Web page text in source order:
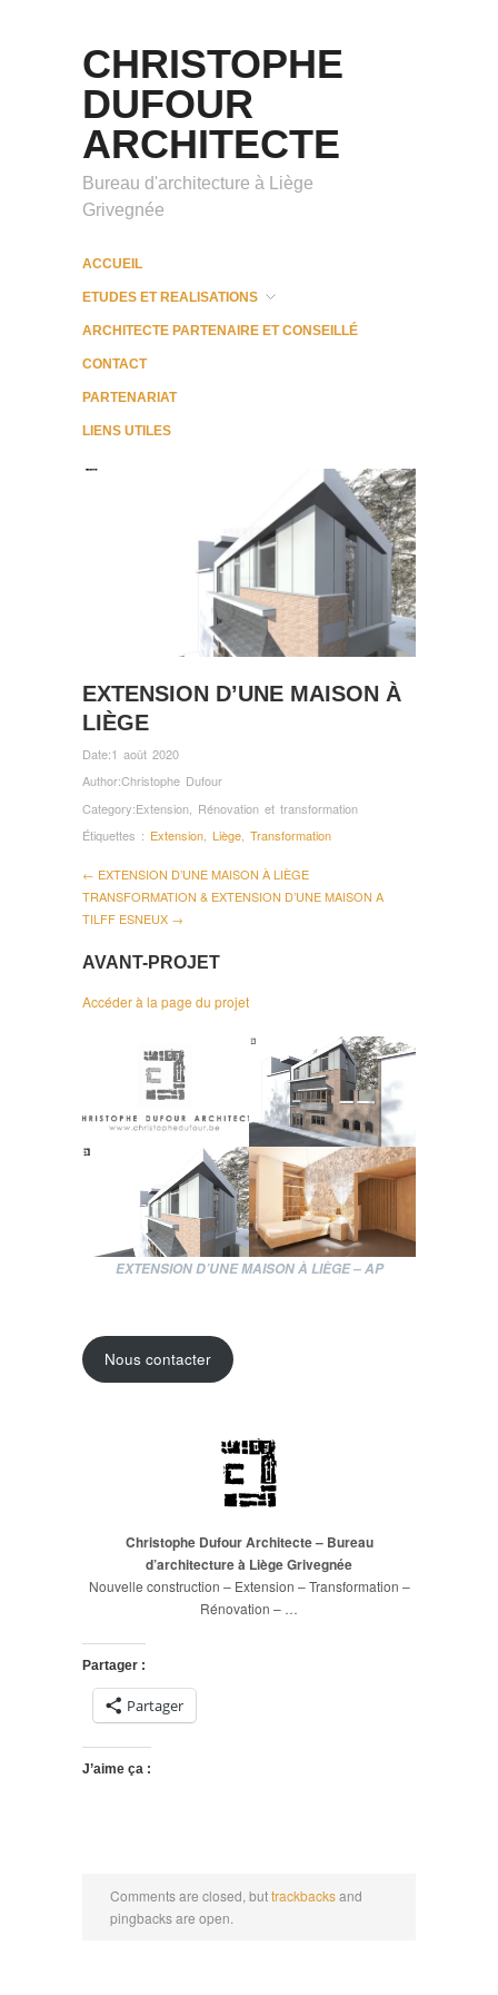
CHRISTOPHE
DUFOUR
ARCHITECTE
Bureau d'architecture à Liège
Grivegnée
ACCUEIL
ETUDES ET REALISATIONS
ARCHITECTE PARTENAIRE ET CONSEILLÉ
CONTACT
PARTENARIAT
LIENS UTILES
EXTENSION D’UNE MAISON À
LIÈGE
Date:1 août 2020
Author:Christophe Dufour
Category:Extension Rénovation et transformation
Étiquettes : Extension, Liège, Transformation
← EXTENSION D’UNE MAISON À LIÈGE
TRANSFORMATION & EXTENSION D’UNE MAISON A
TILFF ESNEUX →
AVANT-PROJET
Accéder à la page du projet
EXTENSION D’UNE MAISON À LIÈGE – AP
Nous contacter
Christophe Dufour Architecte – Bureau
d’architecture à Liège Grivegnée
Nouvelle construction – Extension – Transformation –
Rénovation – …
Partager :
Partager
J’aime ça :
Comments are closed, buttrackbacksand
pingbacks are open.